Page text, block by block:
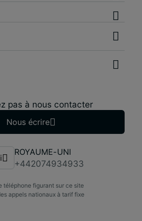
pas à nous contacter
Nous écrire
ROYAUME-UNI
+442074934933
téléphone figurant sur ce site
appels nationaux à tarif fixe